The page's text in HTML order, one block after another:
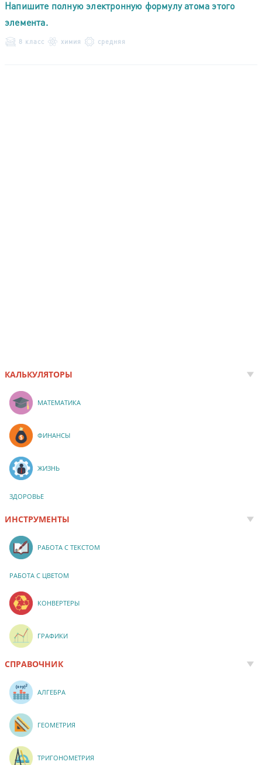
Напишите полную электронную формулу атома этого
элемента.
8 класс химия средняя
КАЛЬКУЛЯТОРЫ
МАТЕМАТИКА
ФИНАНСЫ
ЖИЗНЬ
ЗДОРОВЬЕ
ИНСТРУМЕНТЫ
РАБОТА С ТЕКСТОМ
РАБОТА С ЦВЕТОМ
КОНВЕРТЕРЫ
ГРАФИКИ
СПРАВОЧНИК
АЛГЕБРА
ГЕОМЕТРИЯ
ТРИГОНОМЕТРИЯ